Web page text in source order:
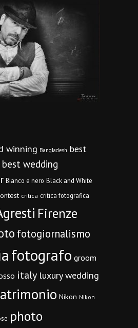
winning Bangladesh best
best wedding
Bianco e nero Black and White
critica critica fotografica
Firenze
fotogiornalismo
fotografo groom
italy luxury wedding
Nikon Nikon
photo